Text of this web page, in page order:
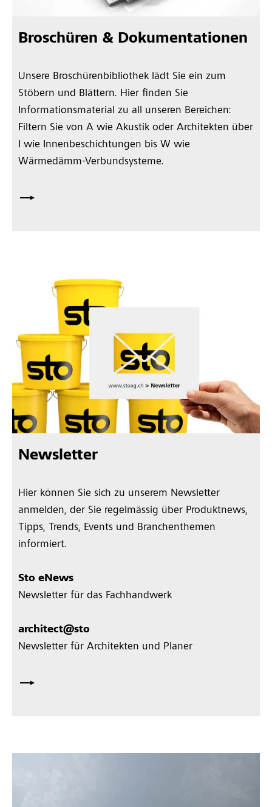
Broschüren & Dokumentationen
Unsere Broschürenbibliothek lädt Sie ein zum
Stöbern und Blättern. Hier finden Sie
Informationsmaterial zu all unseren Bereichen:
Filtern Sie von A wie Akustik oder Architekten über
I wie Innenbeschichtungen bis W wie
Wärmedämm-Verbundsysteme.
Newsletter
Hier können Sie sich zu unserem Newsletter
anmelden, der Sie regelmässig über Produktnews,
Tipps, Trends, Events und Branchenthemen
informiert.
Sto eNews
Newsletter für das Fachhandwerk
architect@sto
Newsletter für Architekten und Planer